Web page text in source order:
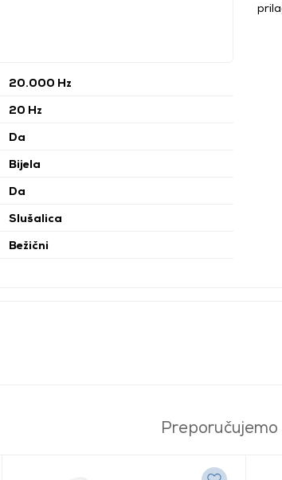
20.000 Hz
20 Hz
Da
Bijela
Da
Slušalica
Bežični
Preporučujemo